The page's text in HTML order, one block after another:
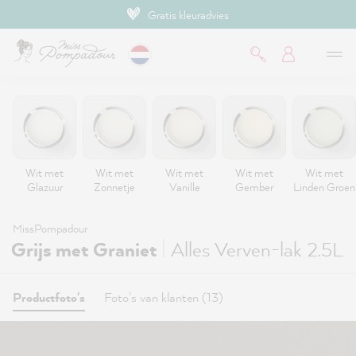
Gratis kleuradvies
Wit met
Glazuur
Wit met
Zonnetje
Wit met
Vanille
Wit met
Gember
Wit met
Linden Groen
MissPompadour
Grijs met Graniet Alles Verven-lak 2.5L
Productfoto's Foto's van klanten (13)